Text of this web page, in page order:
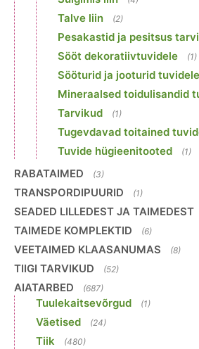
Talve liin (2)
Pesakastid ja pesitsus
Sööt dekoratiivtuvidele (1)
Sööturid ja jooturid tuvidele
Mineraalsed toidulisandid
Tarvikud (1)
Tugevdavad toitained
Tuvide hügieenitooted (1)
RABATAIMED (3)
TRANSPORDIPUURID (1)
SEADED LILLEDEST JA TAIMEDEST
TAIMEDE KOMPLEKTID (6)
VEETAIMED KLAASANUMAS (8)
TIIGI TARVIKUD (52)
AIATARBED (687)
Tuulekaitsevõrgud (1)
Väetised (24)
Tiik (480)